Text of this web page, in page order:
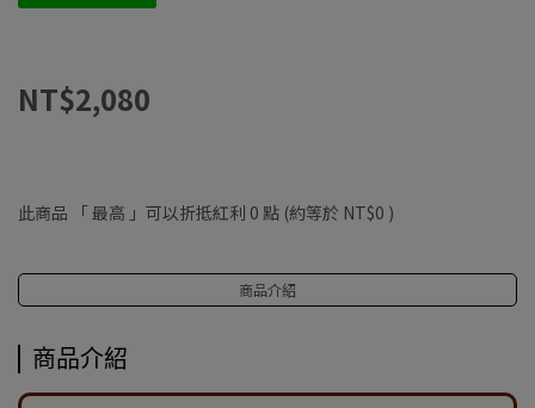
NT$2,080
此商品 「 最高 」可以折抵紅利 0 點 (約等於 NT$0 )
商品介紹
商品介紹